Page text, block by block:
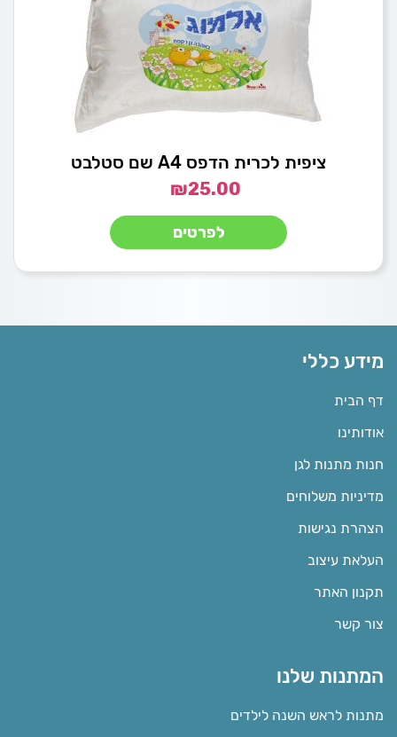
ציפית לכרית הדפס A4 שם סטלבט
₪25.00
לפרטים
מידע כללי
דף הבית
אודותינו
חנות מתנות לגן
מדיניות משלוחים
הצהרת נגישות
העלאת עיצוב
תקנון האתר
צור קשר
המתנות שלנו
מתנות לראש השנה לילדים